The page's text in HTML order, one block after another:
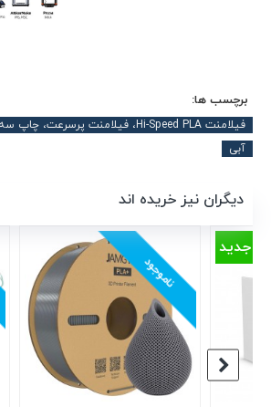
برچسب ها:
فیلامنت Hi-Speed PLA، فیلامنت پرسرعت، چاپ سه‌بعدی، JAMG HE
آبی
دیگران نیز خریده اند
ناموجود ناموجود